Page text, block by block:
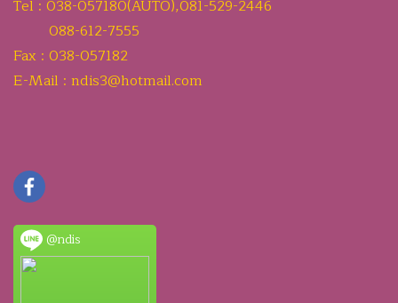
Tel : 038-057180(AUTO),081-529-2446
088-612-7555
Fax : 038-057182
E-Mail : ndis3@hotmail.com
@ndis